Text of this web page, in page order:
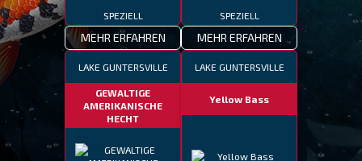
SPEZIELL
MEHR ERFAHREN
SPEZIELL
MEHR ERFAHREN
LAKE GUNTERSVILLE
GEWALTIGE
AMERIKANISCHE
HECHT
LAKE GUNTERSVILLE
Yellow Bass